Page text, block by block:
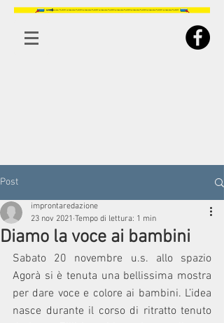
Post
Diamo la voce ai bambini
improntaredazione
23 nov 2021 Tempo di lettura: 1 min
Sabato 20 novembre u.s. allo spazio
Agorà si è tenuta una bellissima mostra
per dare voce e colore ai bambini. L’idea
nasce durante il corso di ritratto tenuto